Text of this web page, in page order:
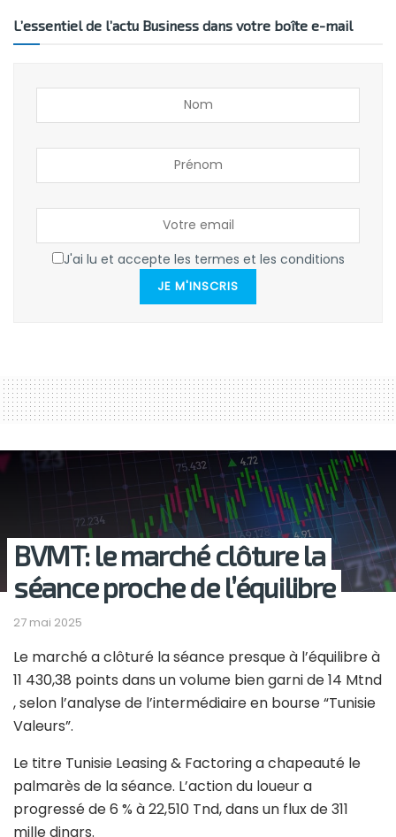
L’essentiel de l’actu Business dans votre boîte e-mail
J'ai lu et accepte les termes et les conditions
JE M'INSCRIS
BVMT: le marché clôture la
séance proche de l’équilibre
27 mai 2025
Le marché a clôturé la séance presque à l’équilibre à
11 430,38 points dans un volume bien garni de 14 Mtnd
, selon l’analyse de l’intermédiaire en bourse “Tunisie
Valeurs”.
Le titre Tunisie Leasing & Factoring a chapeauté le
palmarès de la séance. L’action du loueur a
progressé de 6 % à 22,510 Tnd, dans un flux de 311
mille dinars.